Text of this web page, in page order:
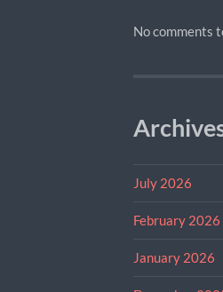
No comments
July 2026
February 2026
January 2026